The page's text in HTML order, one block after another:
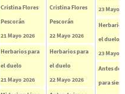
23 Mayo
el duelo
23 Mayo
Antes de
para
Cristina Flores
Pescorán
21 Mayo 2026
Herbarios para
el duelo
21 Mayo 2026
Cristina Flores
Pescorán
22 Mayo 2026
Herbarios para
el duelo
22 Mayo 2026